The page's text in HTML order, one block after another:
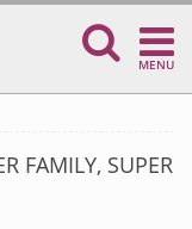
MENU
FAMILY, SUPER